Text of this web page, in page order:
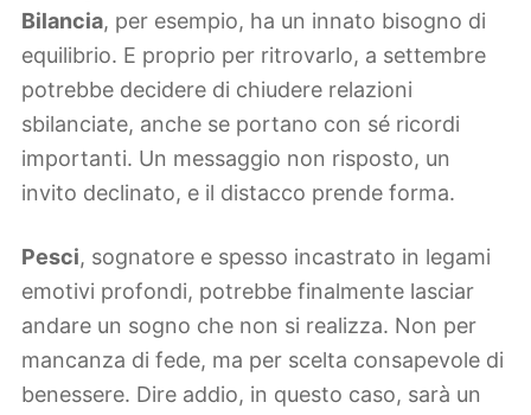
Bilancia, per esempio, ha un innato bisogno di
equilibrio. E proprio per ritrovarlo, a settembre
potrebbe decidere di chiudere relazioni
sbilanciate, anche se portano con sé ricordi
importanti. Un messaggio non risposto, un
invito declinato, e il distacco prende forma.
Pesci, sognatore e spesso incastrato in legami
emotivi profondi, potrebbe finalmente lasciar
andare un sogno che non si realizza. Non per
mancanza di fede, ma per scelta consapevole di
benessere. Dire addio, in questo caso, sarà un